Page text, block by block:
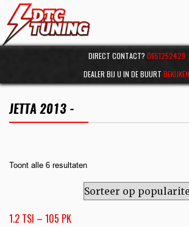
DIRECT CONTACT? 0651252429
DEALER BIJ U IN DE BUURT BEKIJKEN
JETTA 2013 -
Toont alle 6 resultaten
1.2 TSI – 105 PK